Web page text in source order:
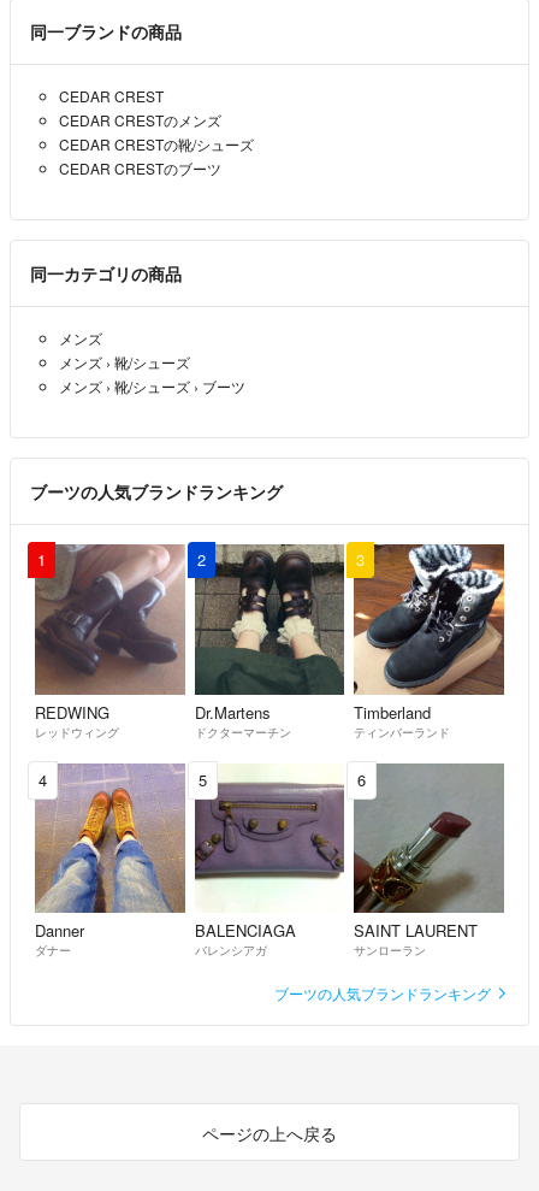
同一ブランドの商品
CEDAR CREST
CEDAR CRESTのメンズ
CEDAR CRESTの靴/シューズ
CEDAR CRESTのブーツ
同一カテゴリの商品
メンズ
メンズ › 靴/シューズ
メンズ › 靴/シューズ › ブーツ
ブーツの人気ブランドランキング
1
REDWING
レッドウィング
2
Dr.Martens
ドクターマーチン
3
Timberland
ティンバーランド
4
Danner
ダナー
5
BALENCIAGA
バレンシアガ
6
SAINT LAURENT
サンローラン
ブーツの人気ブランドランキング
ページの上へ戻る